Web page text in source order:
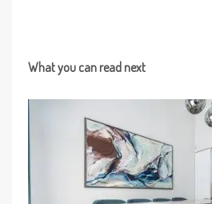
What you can read next